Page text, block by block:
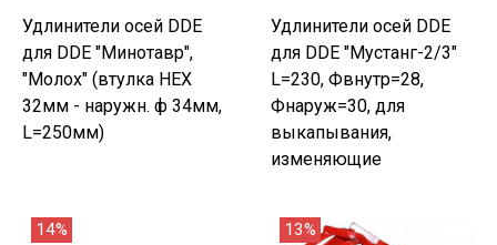
Удлинители осей DDE
для DDE "Минотавр",
"Молох" (втулка HEX
32мм - наружн. ф 34мм,
L=250мм)
Удлинители осей DDE
для DDE "Мустанг-2/3"
L=230, Фвнутр=28,
Фнаруж=30, для
выкапывания,
изменяющие
14% 13%